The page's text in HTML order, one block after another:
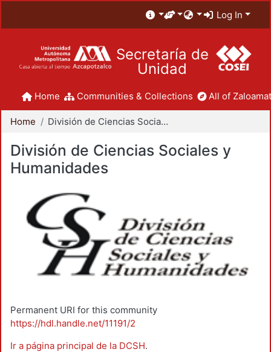
Log In
Secretaría de
Unidad
Home Communities & Collections All of
Home División de Ciencias Sociales y Humanidades
División de Ciencias Sociales y
Humanidades
Permanent URI for this community
https://hdl.handle.net/11191/2
Ir a página principal de la DCSH.